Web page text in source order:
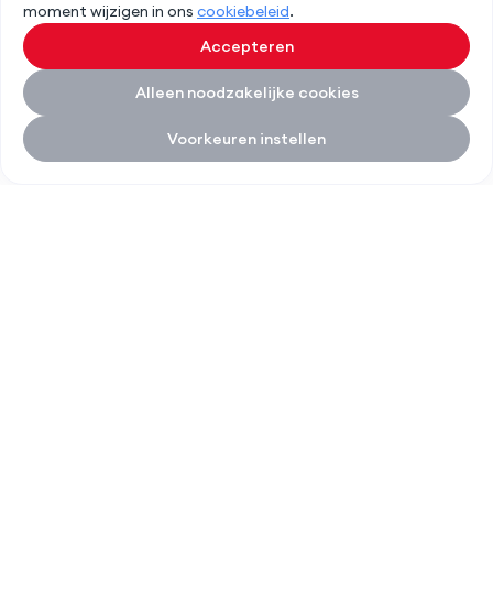
moment wijzigen in ons cookiebeleid.
Accepteren
Alleen noodzakelijke cookies
Voorkeuren instellen